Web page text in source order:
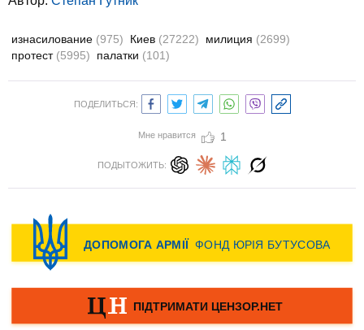
изнасилование (975) Киев (27222) милиция (2699)
протест (5995) палатки (101)
ПОДЕЛИТЬСЯ:
Мне нравится 1
ПОДЫТОЖИТЬ: